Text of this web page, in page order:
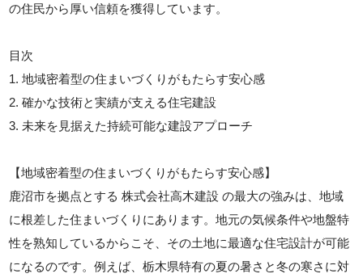
の住民から厚い信頼を獲得しています。
目次
1. 地域密着型の住まいづくりがもたらす安心感
2. 確かな技術と実績が支える住宅建設
3. 未来を見据えた持続可能な建設アプローチ
【地域密着型の住まいづくりがもたらす安心感】
鹿沼市を拠点とする 株式会社高木建設 の最大の強みは、地域
に根差した住まいづくりにあります。地元の気候条件や地盤特
性を熟知しているからこそ、その土地に最適な住宅設計が可能
になるのです。例えば、栃木県特有の夏の暑さと冬の寒さに対